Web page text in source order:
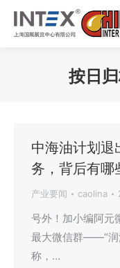
按日归
中海油计划退
务，背后有哪
产业要闻 caolina
号外！加小编阿元
最大微信群——“润
称，…